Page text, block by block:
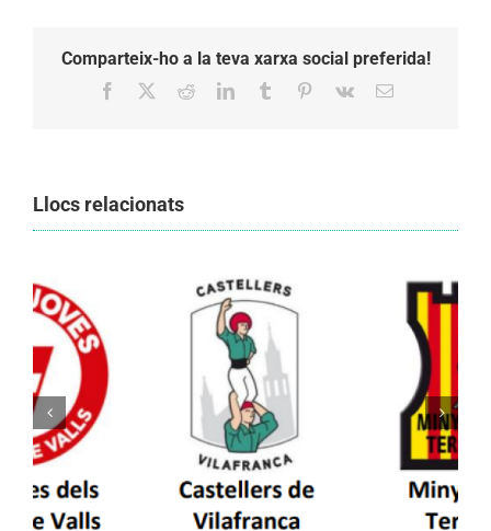
Comparteix-ho a la teva xarxa social preferida!
Facebook RedditLinkedInTumblr Pinterest
Vk Email:
Llocs relacionats
Els Castellers de Vilafranca unieixen tradició i
patrimoni en un viatge de colla a la Vall
d’Aran i a la Vall de Boí